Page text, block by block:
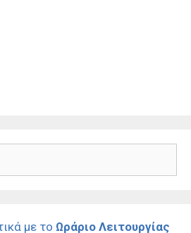
με το Ωράριο Λειτουργίας